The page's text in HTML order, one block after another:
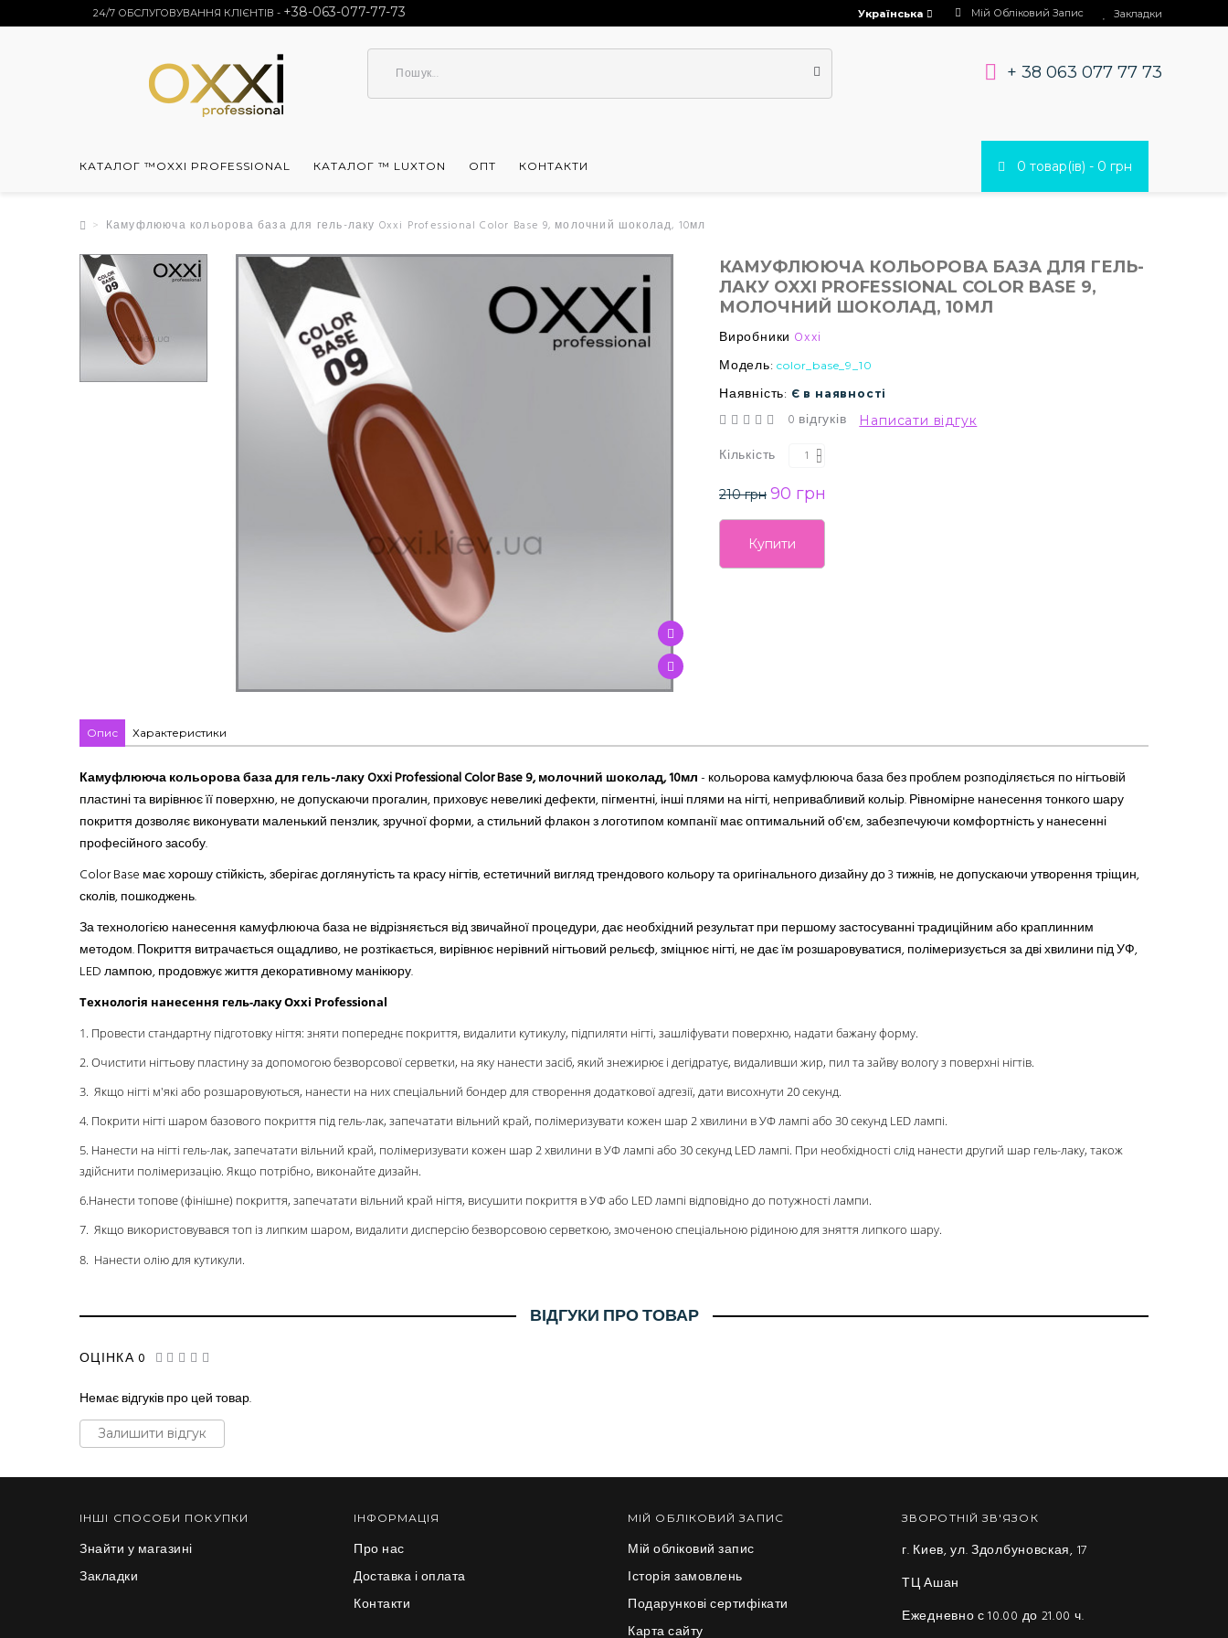
24/7 ОБСЛУГОВУВАННЯ КЛІЄНТІВ - +38-063-077-77-73 Закладки
Мій Обліковий Запис
Українська
+ 38 063 077 77 73
КАТАЛОГ ™OXXI PROFESSIONAL КАТАЛОГ ™ LUXTON ОПТ КОНТАКТИ 0 товар(ів) - 0 грн
Камуфлююча кольорова база для гель-лаку Oxxi Professional Color Base 9, молочний шоколад, 10мл
КАМУФЛЮЮЧА КОЛЬОРОВА БАЗА ДЛЯ ГЕЛЬ-
ЛАКУ OXXI PROFESSIONAL COLOR BASE 9,
МОЛОЧНИЙ ШОКОЛАД, 10МЛ
Виробники Oxxi
Модель: color_base_9_10
Наявність: Є в наявності
0 відгуків Написати відгук
Кількість
210 грн 90 грн
Купити
Опис Характеристики
Камуфлююча кольорова база для гель-лаку Oxxi Professional Color Base 9,молочний шоколад,10мл- кольорова камуфлююча база без проблем розподіляється по нігтьовій
пластині та вирівнює її поверхню, не допускаючи прогалин, приховує невеликі дефекти, пігментні, інші плями на нігті, непривабливий кольір. Рівномірне нанесення тонкого шару
покриття дозволяє виконувати маленький пензлик, зручної форми, а стильний флакон з логотипом компанії має оптимальний об'єм, забезпечуючи комфортність у нанесенні
професійного засобу.
Color Base має хорошу стійкість, зберігає доглянутість та красу нігтів, естетичний вигляд трендового кольору та оригінального дизайну до 3 тижнів, не допускаючи утворення тріщин,
сколів, пошкоджень.
За технологією нанесення камуфлююча база не відрізняється від звичайної процедури, дає необхідний результат при першому застосуванні традиційним або краплинним
методом. Покриття витрачається ощадливо, не розтікається, вирівнює нерівний нігтьовий рельєф, зміцнює нігті, не дає їм розшаровуватися, полімеризується за дві хвилини під УФ,
LED лампою, продовжує життя декоративному манікюру.
Технологія нанесення гель-лаку Oxxi Professional
1. Провести стандартну підготовку нігтя: зняти попереднє покриття, видалити кутикулу, підпиляти нігті, зашліфувати поверхню, надати бажану форму.
2. Очистити нігтьову пластину за допомогою безворсової серветки, на яку нанести засіб, який знежирює і дегідратує, видаливши жир, пил та зайву вологу з поверхні нігтів.
3. Якщо нігті м'які або розшаровуються, нанести на них спеціальний бондер для створення додаткової адгезії, дати висохнути 20 секунд.
4. Покрити нігті шаром базового покриття під гель-лак, запечатати вільний край, полімеризувати кожен шар 2 хвилини в УФ лампі або 30 секунд LED лампі.
5. Нанести на нігті гель-лак, запечатати вільний край, полімеризувати кожен шар 2 хвилини в УФ лампі або 30 секунд LED лампі. При необхідності слід нанести другий шар гель-лаку, також
здійснити полімеризацію. Якщо потрібно, виконайте дизайн.
6.Нанести топове (фінішне) покриття, запечатати вільний край нігтя, висушити покриття в УФ або LED лампі відповідно до потужності лампи.
7. Якщо використовувався топ із липким шаром, видалити дисперсію безворсовою серветкою, змоченою спеціальною рідиною для зняття липкого шару.
8. Нанести олію для кутикули.
ВІДГУКИ ПРО ТОВАР
ОЦІНКА 0
Немає відгуків про цей товар.
Залишити відгук
ІНШІ СПОСОБИ ПОКУПКИ
Знайти у магазині
Закладки
ІНФОРМАЦІЯ
Про нас
Доставка і оплата
Контакти
МІЙ ОБЛІКОВИЙ ЗАПИС
Мій обліковий запис
Історія замовлень
Подарункові сертифікати
Карта сайту
ЗВОРОТНІЙ ЗВ'ЯЗОК
г. Киев, ул. Здолбуновская, 17
ТЦ Ашан
Ежедневно с 10.00 до 21.00 ч.